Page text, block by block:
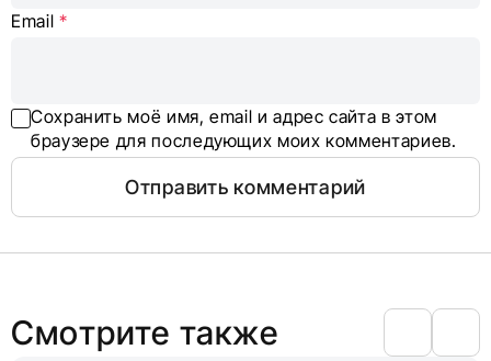
Email *
Сохранить моё имя, email и адрес сайта в этом
браузере для последующих моих комментариев.
Смотрите также